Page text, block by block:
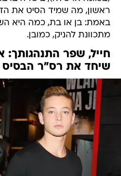
ראשון, מה שמיד הסיט את
באמת: בן או בת, כמה היא
מתכוונת להניק, כמובן.
חייל, שפר התנהגותך:
שיחד את רס"ר הבסיס